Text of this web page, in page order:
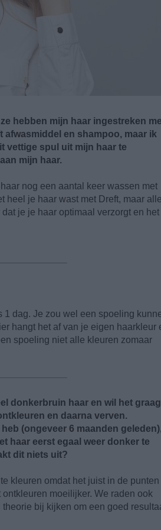
hebben mijn haar ingestreken
afwasmiddel en shampoo, maar ik
vettige spul uit mijn haar te
mijn haar.
nog een aantal keer wassen met
heel je haar wast met Dreft, maar
je je haar optimaal verzorgt en het
1 dag. Je zou wel een spoeling
hangt het af van je eigen haarkleur
spoeling niet alle kleuren zomaar
donkerbruin haar en wil het graag
en daarna verven.
(ongeveer 6 maanden geleden),
haar eerst egaal weer donker te
dit niets uit?
kleuren omdat het juist in de punten
moeilijker. We raden ook
bij kijken om een goed